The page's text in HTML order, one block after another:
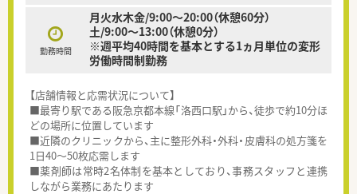
勤務時間
月火水木金/9:00～20:00（休憩60分）
土/9:00～13:00（休憩0分）
※週平均40時間を基本とする1ヵ月単位の変形
労働時間制勤務
【店舗情報と応需状況について】
■最寄り駅である阪急京都本線「洛西口駅」から、徒歩で約10分ほ
どの場所に位置しています
■近隣のクリニックから、主に整形外科・外科・皮膚科の処方箋を
1日40～50枚応需します
■薬剤師は常時2名体制を基本としており、事務スタッフと連携
しながら業務にあたります